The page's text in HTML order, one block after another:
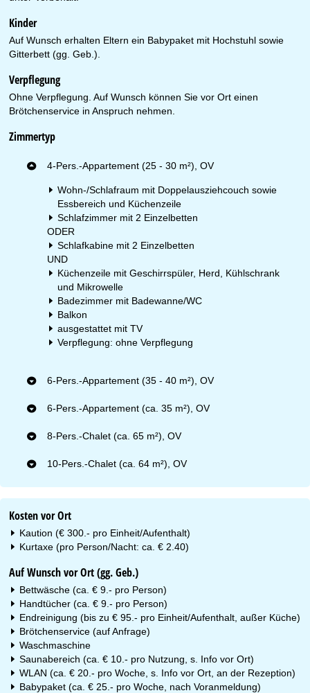
Kinder
Auf Wunsch erhalten Eltern ein Babypaket mit Hochstuhl sowie
Gitterbett (gg. Geb.).
Verpflegung
Ohne Verpflegung. Auf Wunsch können Sie vor Ort einen
Brötchenservice in Anspruch nehmen.
Zimmertyp
4-Pers.-Appartement (25 - 30 m²), OV
Wohn-/Schlafraum mit Doppelausziehcouch sowie
Essbereich und Küchenzeile
Schlafzimmer mit 2 Einzelbetten
ODER
Schlafkabine mit 2 Einzelbetten
UND
Küchenzeile mit Geschirrspüler, Herd, Kühlschrank
und Mikrowelle
Badezimmer mit Badewanne/WC
Balkon
ausgestattet mit TV
Verpflegung: ohne Verpflegung
6-Pers.-Appartement (35 - 40 m²), OV
6-Pers.-Appartement (ca. 35 m²), OV
8-Pers.-Chalet (ca. 65 m²), OV
10-Pers.-Chalet (ca. 64 m²), OV
Kosten vor Ort
Kaution (€ 300.- pro Einheit/Aufenthalt)
Kurtaxe (pro Person/Nacht: ca. € 2.40)
Auf Wunsch vor Ort (gg. Geb.)
Bettwäsche (ca. € 9.- pro Person)
Handtücher (ca. € 9.- pro Person)
Endreinigung (bis zu € 95.- pro Einheit/Aufenthalt, außer Küche)
Brötchenservice (auf Anfrage)
Waschmaschine
Saunabereich (ca. € 10.- pro Nutzung, s. Info vor Ort)
WLAN (ca. € 20.- pro Woche, s. Info vor Ort, an der Rezeption)
Babypaket (ca. € 25.- pro Woche, nach Voranmeldung)